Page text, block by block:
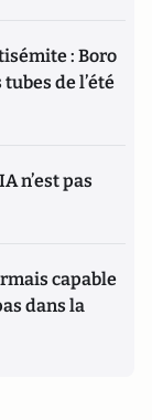
: Boro
de l’été
n’est pas
capable
dans la